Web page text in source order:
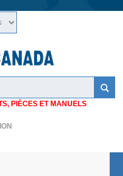
PIÈCES ET MANUELS